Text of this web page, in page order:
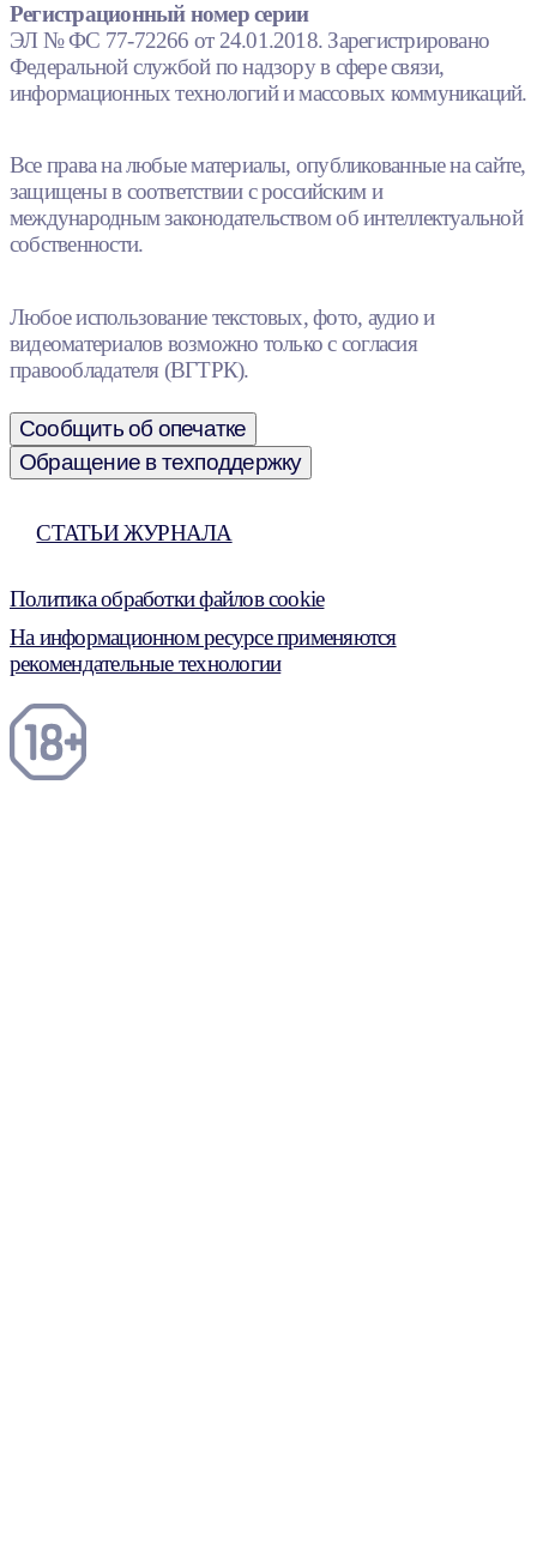
Регистрационный номер серии
ЭЛ № ФС 77-72266 от 24.01.2018. Зарегистрировано
Федеральной службой по надзору в сфере связи,
информационных технологий и массовых коммуникаций.
Все права на любые материалы, опубликованные на сайте,
защищены в соответствии с российским и
международным законодательством об интеллектуальной
собственности.
Любое использование текстовых, фото, аудио и
видеоматериалов возможно только с согласия
правообладателя (ВГТРК).
Сообщить об опечатке
Обращение в техподдержку
СТАТЬИ ЖУРНАЛА
Политика обработки файлов cookie
На информационном ресурсе применяются
рекомендательные технологии